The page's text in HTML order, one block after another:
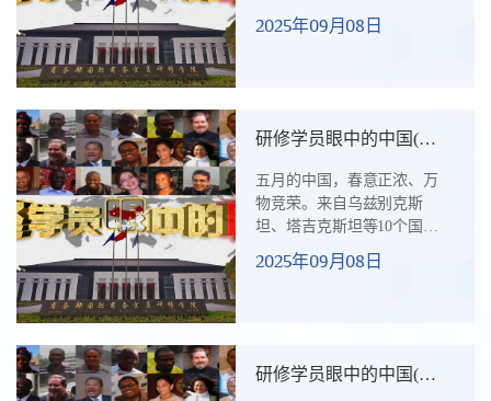
有的震撼与敬畏。尽管通过
TAPSOBA）来华参加了由商
务部主办、商务部国际商务
见闻为主线，通过空间转换
展现中国传统与现代交融的
立体形象。在她笔下，北京
突显历史底蕴与商业活力
（天坛、万优汇），上海描
（摩天大楼、七宝古镇），
2025年09月08日
研修学员眼中的中国(五
心中
五月的中国，春意正浓、万
物竞荣。来自乌兹别克斯
坦、塔吉克斯坦等10个国家
的38位学员们齐聚北京，共
同参加由商务部主办、商务
堂学习、企业参访与文化体
验中，他们不仅系统了解了
2025年09月08日
研修学员眼中的中国(四